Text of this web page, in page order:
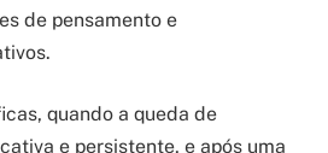
de pensamento e
quando a queda de
e persistente, e após uma